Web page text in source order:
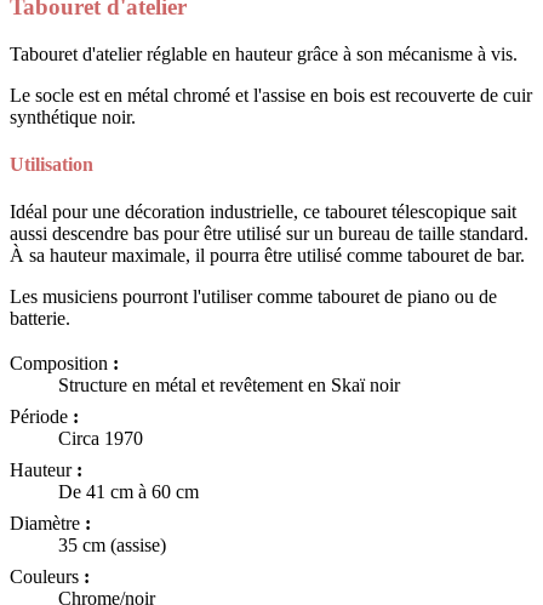
Tabouret d'atelier
Tabouret d'atelier réglable en hauteur grâce à son mécanisme à vis.
Le socle est en métal chromé et l'assise en bois est recouverte de cuir
synthétique noir.
Utilisation
Idéal pour une décoration industrielle, ce tabouret télescopique sait
aussi descendre bas pour être utilisé sur un bureau de taille standard.
À sa hauteur maximale, il pourra être utilisé comme tabouret de bar.
Les musiciens pourront l'utiliser comme tabouret de piano ou de
batterie.
Composition :
Structure en métal et revêtement en Skaï noir
Période :
Circa 1970
Hauteur :
De 41 cm à 60 cm
Diamètre :
35 cm (assise)
Couleurs :
Chrome/noir